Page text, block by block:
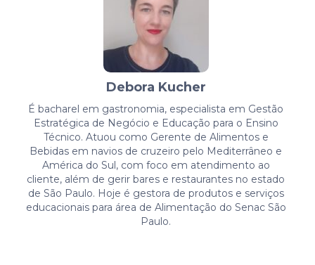
Debora Kucher
É bacharel em gastronomia, especialista em Gestão
Estratégica de Negócio e Educação para o Ensino
Técnico. Atuou como Gerente de Alimentos e
Bebidas em navios de cruzeiro pelo Mediterrâneo e
América do Sul, com foco em atendimento ao
cliente, além de gerir bares e restaurantes no estado
de São Paulo. Hoje é gestora de produtos e serviços
educacionais para área de Alimentação do Senac São
Paulo.